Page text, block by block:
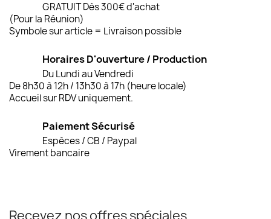
GRATUIT Dès 300€ d'achat
(Pour la Réunion)
Symbole sur article = Livraison possible
Horaires D'ouverture / Production
Du Lundi au Vendredi
De 8h30 à 12h / 13h30 à 17h (heure locale)
Accueil sur RDV uniquement.
Paiement Sécurisé
Espèces / CB / Paypal
Virement bancaire